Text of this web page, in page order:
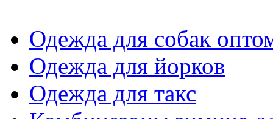
Одежда для собак
Одежда для йорков
Одежда для такс